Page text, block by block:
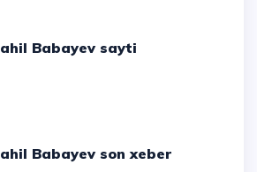
Sahil Babayev sayti
Sahil Babayev son xeber